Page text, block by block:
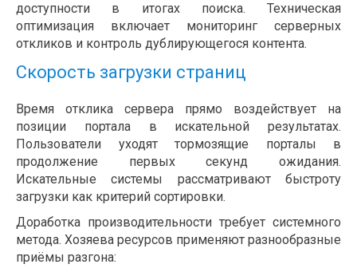
доступности в итогах поиска. Техническая
оптимизация включает мониторинг серверных
откликов и контроль дублирующегося контента.
Скорость загрузки страниц
Время отклика сервера прямо воздействует на
позиции портала в искательной результатах.
Пользователи уходят тормозящие порталы в
продолжение первых секунд ожидания.
Искательные системы рассматривают быстроту
загрузки как критерий сортировки.
Доработка производительности требует системного
метода. Хозяева ресурсов применяют разнообразные
приёмы разгона: